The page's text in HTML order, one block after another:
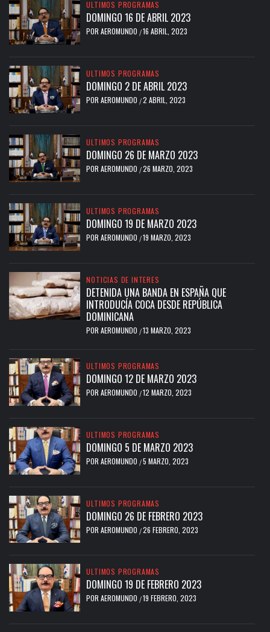
ULTIMOS PROGRAMAS
DOMINGO 16 DE ABRIL 2023
POR AEROMUNDO /16 ABRIL, 2023
ULTIMOS PROGRAMAS
DOMINGO 2 DE ABRIL 2023
POR AEROMUNDO /2 ABRIL, 2023
ULTIMOS PROGRAMAS
DOMINGO 26 DE MARZO 2023
POR AEROMUNDO /26 MARZO, 2023
ULTIMOS PROGRAMAS
DOMINGO 19 DE MARZO 2023
POR AEROMUNDO /19 MARZO, 2023
NOTICIAS DE INTERES
DETENIDA UNA BANDA EN ESPAÑA QUE
INTRODUCÍA COCA DESDE REPÚBLICA
DOMINICANA
POR AEROMUNDO /13 MARZO, 2023
ULTIMOS PROGRAMAS
DOMINGO 12 DE MARZO 2023
POR AEROMUNDO /12 MARZO, 2023
ULTIMOS PROGRAMAS
DOMINGO 5 DE MARZO 2023
POR AEROMUNDO /5 MARZO, 2023
ULTIMOS PROGRAMAS
DOMINGO 26 DE FEBRERO 2023
POR AEROMUNDO /26 FEBRERO, 2023
ULTIMOS PROGRAMAS
DOMINGO 19 DE FEBRERO 2023
POR AEROMUNDO /19 FEBRERO, 2023